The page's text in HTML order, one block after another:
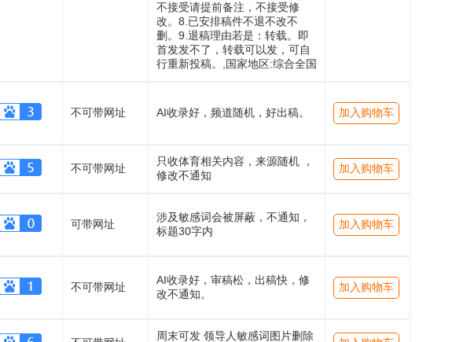
不接受请提前备注，不接受修
改。8.已安排稿件不退不改不
删。9.退稿理由若是：转载。即
首发发不了，转载可以发，可自
行重新投稿。,国家地区:综合全国
不可带网址 AI收录好，频道随机，好出稿。 加入购物车
不可带网址
只收体育相关内容，来源随机 ，
修改不通知
加入购物车
可带网址
涉及敏感词会被屏蔽，不通知，
标题30字内
加入购物车
不可带网址
AI收录好，审稿松，出稿快，修
改不通知。
加入购物车
周末可发 领导人敏感词图片删除